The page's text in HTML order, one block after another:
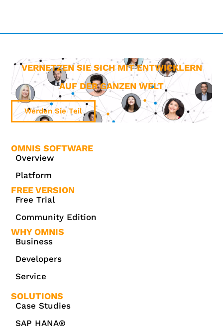
VERNETZEN SIE SICH MIT ENTWICKLERN
AUF DER GANZEN WELT
Werden Sie Teil
OMNIS SOFTWARE
Overview
Platform
FREE VERSION
Free Trial
Community Edition
WHY OMNIS
Business
Developers
Service
SOLUTIONS
Case Studies
SAP HANA®